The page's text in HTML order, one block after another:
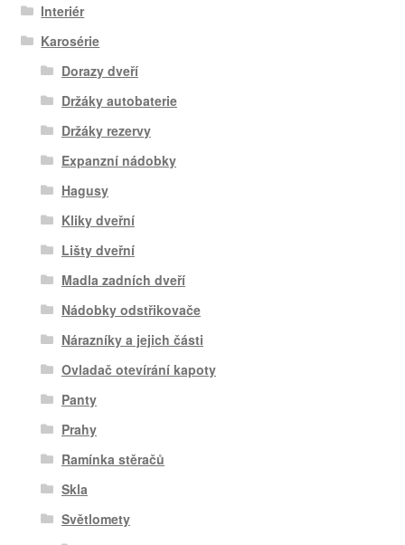
Interiér
Karosérie
Dorazy dveří
Držáky autobaterie
Držáky rezervy
Expanzní nádobky
Hagusy
Kliky dveřní
Lišty dveřní
Madla zadních dveří
Nádobky odstřikovače
Nárazníky a jejich části
Ovladač otevírání kapoty
Panty
Prahy
Ramínka stěračů
Skla
Světlomety